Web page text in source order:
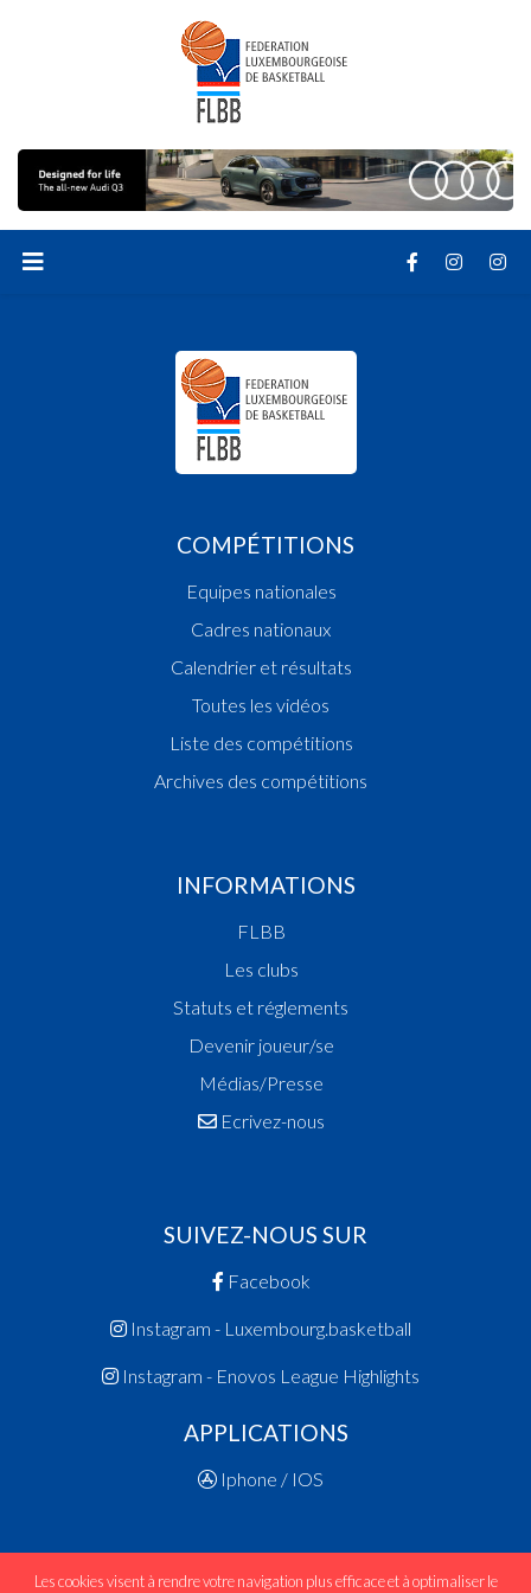
COMPÉTITIONS
Equipes nationales
Cadres nationaux
Calendrier et résultats
Toutes les vidéos
Liste des compétitions
Archives des compétitions
INFORMATIONS
FLBB
Les clubs
Statuts et réglements
Devenir joueur/se
Médias/Presse
Ecrivez-nous
SUIVEZ-NOUS SUR
Facebook
Instagram - Luxembourg.basketball
Instagram - Enovos League Highlights
APPLICATIONS
Iphone / IOS
Les cookies visent à rendre votre navigation plus efficace et à optimaliser le